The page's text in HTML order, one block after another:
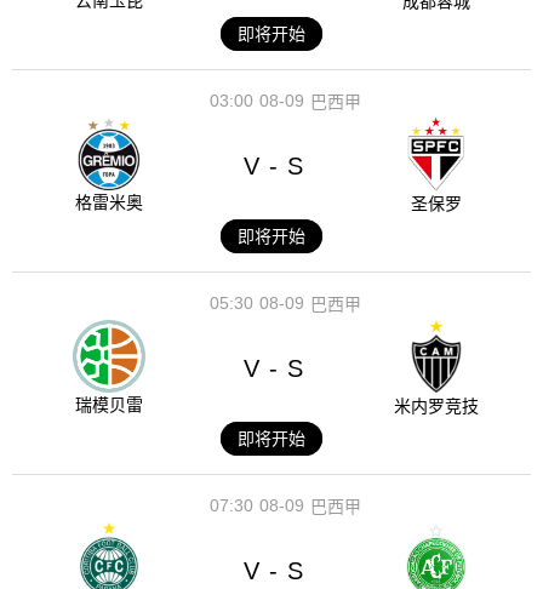
即将开始
08-09
03:00 巴西甲
格雷米奥
V - S
圣保罗
即将开始
08-09
05:30 巴西甲
瑞模贝雷
V - S
米内罗竞技
即将开始
08-09
07:30 巴西甲
V - S